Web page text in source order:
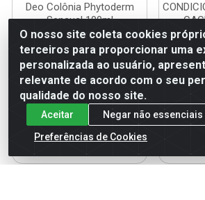
Deo Colônia Phytoderm
Sensual 100ml
Código: 15682
Embalagem: UN
Faça seu login ou
cadastre-se para
ver preços e
comprar
O nosso site coleta cookies
terceiros para proporcionar uma
personalizada ao usuário,
relevante de acordo com o seu
qualidade do nosso site.
Aceitar
Negar não essenciais
Preferências de Cookies